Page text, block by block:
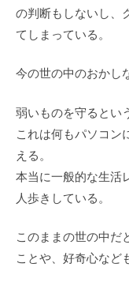
の判断もしないし、
てしまっている。
今の世の中のおかし
弱いものを守るとい
これは何もパソコン
える。
本当に一般的な生活
人歩きしている。
このままの世の中だ
ことや、好奇心など